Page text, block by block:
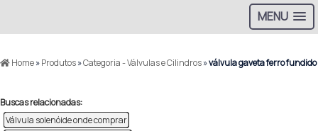
MENU
Home»Produtos»Categoria - Válvulas e Cilindros»válvula gaveta ferro fundido
Buscas relacionadas:
Válvula solenóide onde comprar